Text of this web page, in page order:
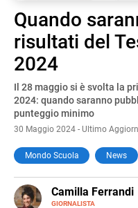
Quando
risultati del
2024
Il 28 maggio si è svolta la
2024: quando saranno
punteggio minimo
30 Maggio 2024 - Ultimo
Mondo Scuola News
Camilla Ferrandi
GIORNALISTA
E-
MAIL
LINKEDIN